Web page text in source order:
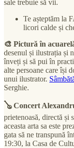
sale trebuie să vii.
Te așteptăm la
licori calde și
🎨 Pictură în
desenul și ilustrația și
înveți și să pui în
alte persoane care își
unui ilustrator.
Serghie.
🪕 Concert
prietenoasă, directă și
aceasta arta sa este
gata să ne transpună
19:30, la Casa de